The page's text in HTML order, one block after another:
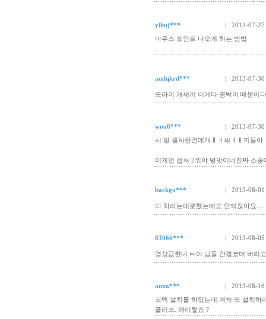
yihuj***
| 2013-07-27
마우스 포인트 나오게 하는 방법
audqkrd*** | 2013-07-30
또라이 개새끼 이게다 명박이 때문이
woo8***
| 2013-07-30
시.발 뭘하란건데개ㅐㅐ새ㅐㅐ끼들아
이게먼 캡처 2위야 병맛이네진짜 소송
backgo*** | 2013-08-01
다 하라는대로했는데도 안되잖아요....
83066*** | 2013-08-05
영상급한내 ㅄ야 님들 안캠코더 버리
anna***
| 2013-08-16
코덱 설치를 하였는데 계속 또 설치하
플리즈. 왜이렇죠 ?